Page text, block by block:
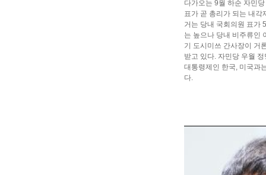
다가오는 9월 하순 자민
표가 곧 총리가 되는 내각
거는 당내 국회의원 표가
는 높으나 당내 비주류인
기 도시미쓰 간사장이 거
받고 있다. 자민당 우월
대통령제인 한국, 미국과
다.